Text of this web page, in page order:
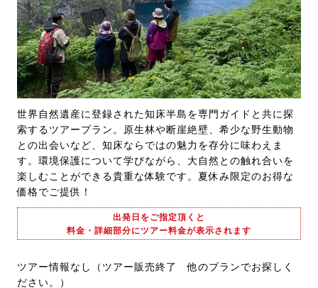
世界自然遺産に登録された知床半島を専門ガイドと共に探
索するツアープラン。原生林や断崖絶壁、希少な野生動物
との出会いなど、知床ならではの魅力を存分に味わえま
す。環境保護について学びながら、大自然との触れ合いを
楽しむことができる貴重な体験です。夏休み限定のお得な
価格でご提供！
出発日をご指定頂くと
料金・詳細部分にツアー料金が表示されます
ツアー情報なし（ツアー販売終了 他のプランでお探しく
ださい。）